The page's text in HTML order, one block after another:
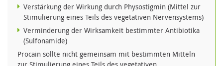
Verstärkung der Wirkung durch Physostigmin (Mittel zur
Stimulierung eines Teils des vegetativen Nervensystems)
Verminderung der Wirksamkeit bestimmter Antibiotika
(Sulfonamide)
Procain sollte nicht gemeinsam mit bestimmten Mitteln